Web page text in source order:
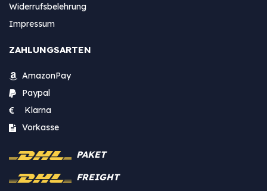
Widerrufsbelehrung
Impressum
ZAHLUNGSARTEN
AmazonPay
Paypal
Klarna
Vorkasse
PAKET
FREIGHT